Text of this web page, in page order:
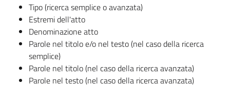
Tipo (ricerca semplice o avanzata)
Estremi dell'atto
Denominazione atto
Parole nel titolo e/o nel testo (nel caso della ricerca
semplice)
Parole nel titolo (nel caso della ricerca avanzata)
Parole nel testo (nel caso della ricerca avanzata)